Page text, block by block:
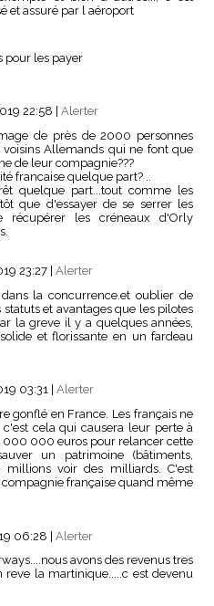
et assuré par l aéroport
pour les payer
22:58
Alerter
de près de 2000 personnes
Allemands qui ne font que
de leur compagnie???
francaise quelque part? ..
quelque part...tout comme les
que d'essayer de se serrer les
récupérer les créneaux d'Orly
23:27 Alerter
la concurrence.et oublier de
et avantages que les pilotes
la greve il y a quelques années,
et florissante en un fardeau
03:31 Alerter
gonflé en France. Les français ne
cela qui causera leur perte à
000 000 euros pour relancer cette
un patrimoine (bâtiments,
millions voir des milliards. C'est
compagnie française quand même
06:28 | Alerter
avons des revenus tres
reve la martinique.....c est devenu